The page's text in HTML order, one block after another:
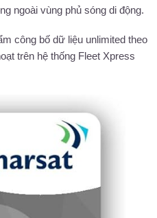
ngoài vùng phủ sóng di động.
công bố dữ liệu unlimited theo
trên hệ thống Fleet Xpress